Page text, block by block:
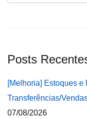
Posts
[Melhoria] Estoques
Transferências/
07/08/2026